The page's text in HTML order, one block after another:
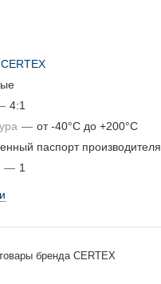
CERTEX
4:1
— от -40°C до +200°C
паспорт производителя
— 1
бренда CERTEX